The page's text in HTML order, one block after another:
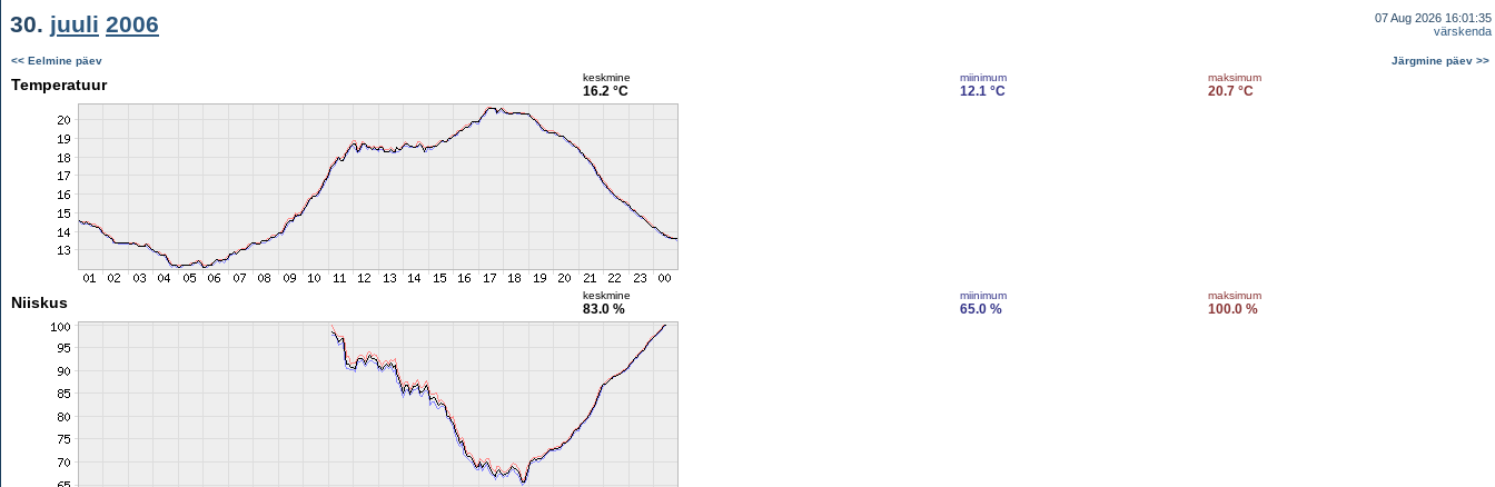
30. juuli 2006
07 Aug 2026 16:01:35
värskenda
<< Eelmine päev Järgmine päev >>
Temperatuur keskmine
16.2 °C
miinimum
12.1 °C
maksimum
20.7 °C
Niiskus keskmine
83.0 %
miinimum
65.0 %
maksimum
100.0 %